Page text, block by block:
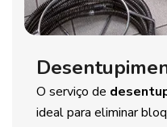
O serviço de
ideal para eliminar